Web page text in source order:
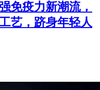
免疫力新潮流，
艺，跻身年轻人